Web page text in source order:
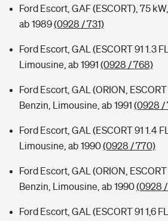
Ford Escort, GAF (ESCORT), 75
ab 1989(0928 / 731)
Ford Escort, GAL (ESCORT 91 1.3
Limousine, ab 1991 (0928 / 768)
Ford Escort, GAL (ORION, ESCORT
Benzin, Limousine, ab 1991 (0928 /
Ford Escort, GAL (ESCORT 91 1.4
Limousine, ab 1990(0928 / 770)
Ford Escort, GAL (ORION, ESCORT
Benzin, Limousine, ab 1990(0928 /
Ford Escort, GAL (ESCORT 91 1,6